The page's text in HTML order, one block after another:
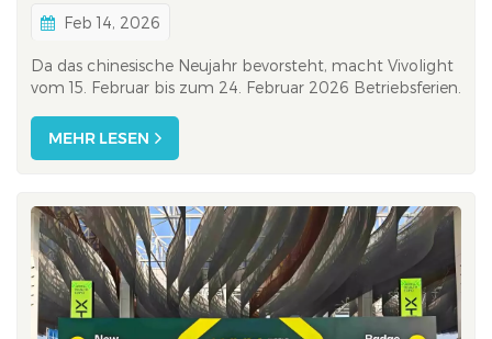
Feb 14, 2026
Da das chinesische Neujahr bevorsteht, macht Vivolight
vom 15. Februar bis zum 24. Februar 2026 Betriebsferien.
als üblich sein. Wir danken Ihnen herzlich für Ihre Geduld
und Ihr Verständnis. Bei Vivolight war es schon immer
MEHR LESEN